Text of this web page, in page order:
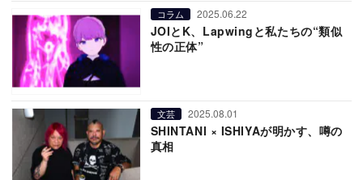
コラム 2025.06.22
JOIとK、Lapwingと私たちの“類似
性の正体”
文芸 2025.08.01
SHINTANI × ISHIYAが明かす、噂の
真相